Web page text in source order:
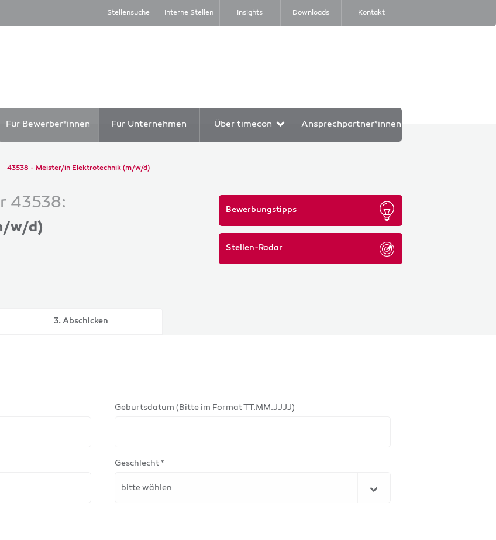
Stellensuche Interne Stellen Insights Downloads Kontakt
Für Bewerber*innen Für Unternehmen Über timecon Ansprechpartner*innen
43538 - Meister/in Elektrotechnik (m/w/d)
43538:
w/d)
Bewerbungstipps
Stellen-Radar
3. Abschicken
Geburtsdatum (Bitte im Format TT.MM.JJJJ)
Geschlecht *
bitte wählen